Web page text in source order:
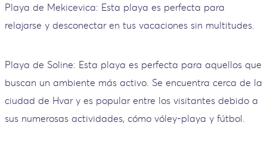
Playa de Mekicevica: Esta playa es perfecta para
relajarse y desconectar en tus vacaciones sin multitudes.
Playa de Soline: Esta playa es perfecta para aquellos que
buscan un ambiente más activo. Se encuentra cerca de la
ciudad de Hvar y es popular entre los visitantes debido a
sus numerosas actividades, cómo vóley-playa y fútbol.